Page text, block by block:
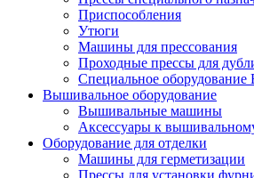
Приспособления
Утюги
Машины для прессования
Проходные прессы для
Специальное
Вышивальное оборудование
Вышивальные машины
Аксессуары к
Оборудование для отделки
Машины для герметизации
Прессы для установки